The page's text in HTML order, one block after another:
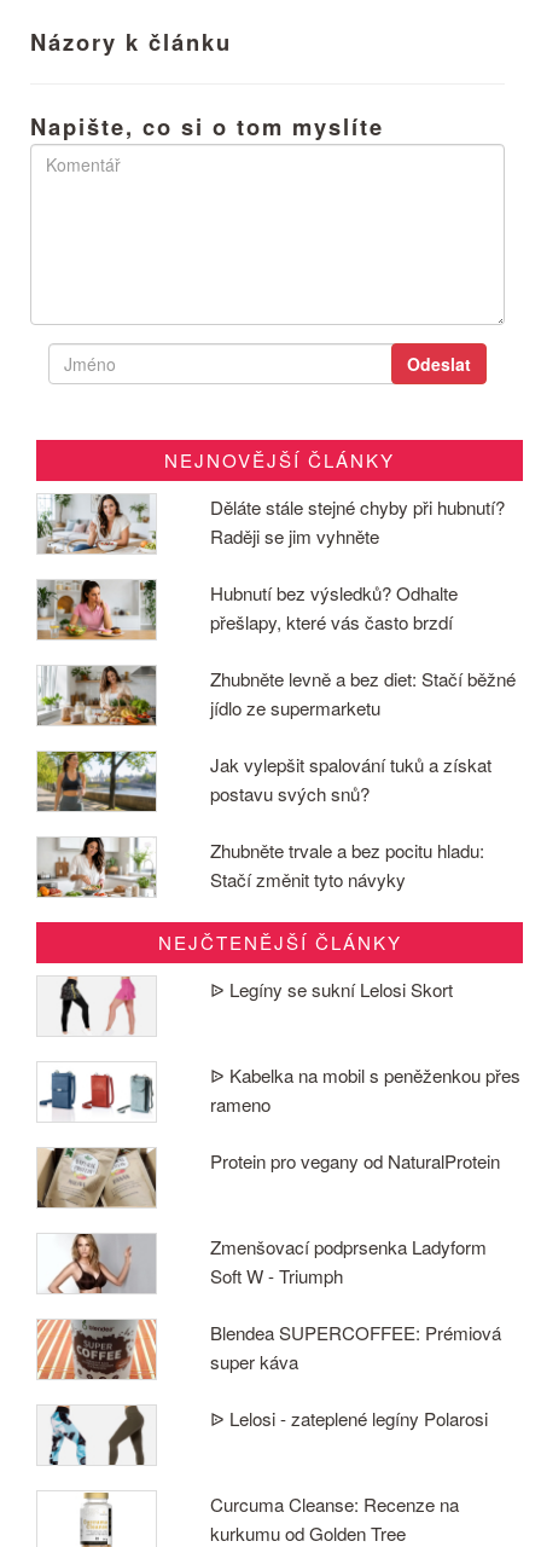
Názory k článku
Napište, co si o tom myslíte
NEJNOVĚJŠÍ ČLÁNKY
Děláte stále stejné chyby při hubnutí?
Raději se jim vyhněte
Hubnutí bez výsledků? Odhalte
přešlapy, které vás často brzdí
Zhubněte levně a bez diet: Stačí běžné
jídlo ze supermarketu
Jak vylepšit spalování tuků a získat
postavu svých snů?
Zhubněte trvale a bez pocitu hladu:
Stačí změnit tyto návyky
NEJČTENĚJŠÍ ČLÁNKY
ᐉ Legíny se sukní Lelosi Skort
ᐉ Kabelka na mobil s peněženkou přes
rameno
Protein pro vegany od NaturalProtein
Zmenšovací podprsenka Ladyform
Soft W - Triumph
Blendea SUPERCOFFEE: Prémiová
super káva
ᐉ Lelosi - zateplené legíny Polarosi
Curcuma Cleanse: Recenze na
kurkumu od Golden Tree